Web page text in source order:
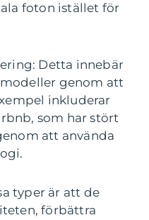
foton istället för
Detta innebär
genom att
inkluderar
som har stört
att använda
typer är att de
förbättra